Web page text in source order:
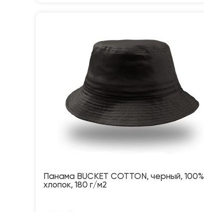
Панама BUCKET COTTON, черный, 100%
хлопок, 180 г/м2